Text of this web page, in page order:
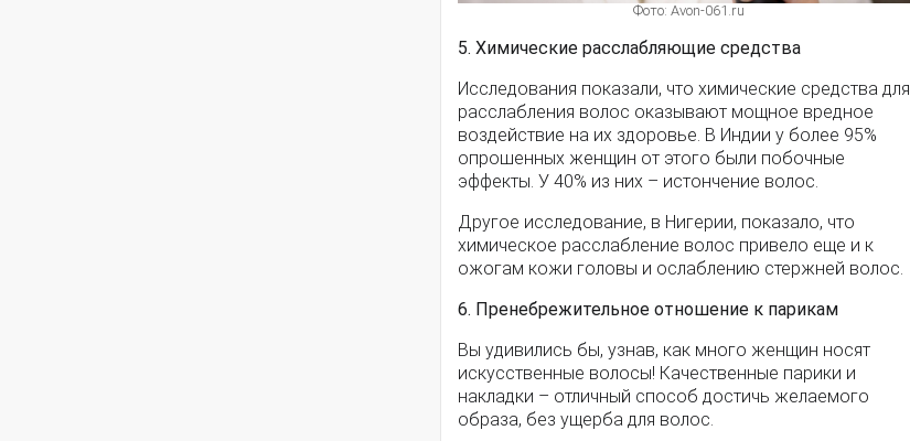
Фото: Avon-061.ru
5. Химические расслабляющие средства
Исследования показали, что химические средства для
расслабления волос оказывают мощное вредное
воздействие на их здоровье. В Индии у более 95%
опрошенных женщин от этого были побочные
эффекты. У 40% из них – истончение волос.
Другое исследование, в Нигерии, показало, что
химическое расслабление волос привело еще и к
ожогам кожи головы и ослаблению стержней волос.
6. Пренебрежительное отношение к парикам
Вы удивились бы, узнав, как много женщин носят
искусственные волосы! Качественные парики и
накладки – отличный способ достичь желаемого
образа, без ущерба для волос.